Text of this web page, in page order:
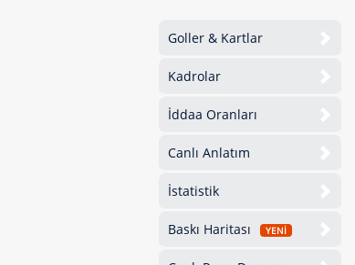
Goller & Kartlar
Kadrolar
İddaa Oranları
Canlı Anlatım
İstatistik
Baskı Haritası YENİ